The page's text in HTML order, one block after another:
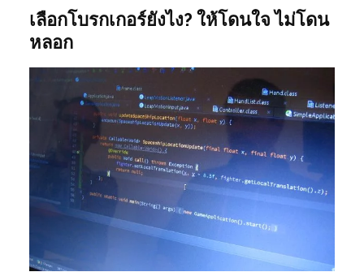
เลือกโบรกเกอร์ยังไง? ให้โดนใจ ไม่โดน
หลอก